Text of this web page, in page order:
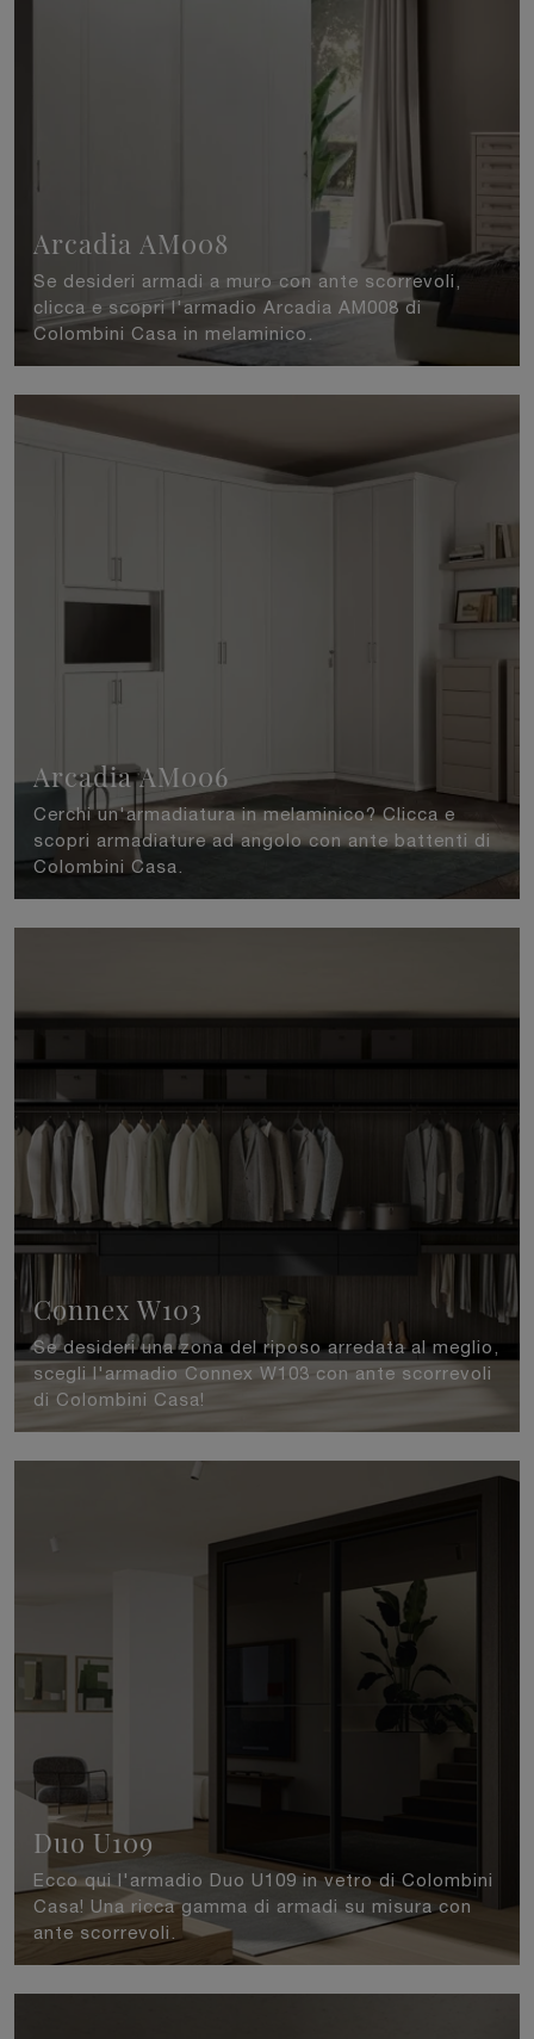
Arcadia AM008
Se desideri armadi a muro con ante scorrevoli,
clicca e scopri l'armadio Arcadia AM008 di
Colombini Casa in melaminico.
Arcadia AM006
Cerchi un'armadiatura in melaminico? Clicca e
scopri armadiature ad angolo con ante battenti di
Colombini Casa.
Connex W103
Se desideri una zona del riposo arredata al meglio,
scegli l'armadio Connex W103 con ante scorrevoli
di Colombini Casa!
Duo U109
Ecco qui l'armadio Duo U109 in vetro di Colombini
Casa! Una ricca gamma di armadi su misura con
ante scorrevoli.